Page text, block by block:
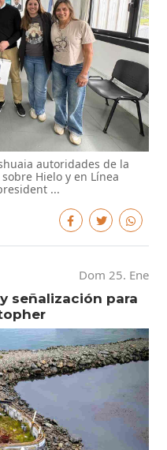
autoridades de la
Hielo y en Línea
...
Dom 25. Ene
señalización para